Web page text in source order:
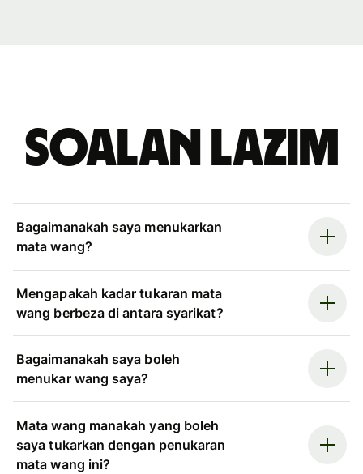
Soalan Lazim
Bagaimanakah saya menukarkan
mata wang?
Mengapakah kadar tukaran mata
wang berbeza di antara syarikat?
Bagaimanakah saya boleh
menukar wang saya?
Mata wang manakah yang boleh
saya tukarkan dengan penukaran
mata wang ini?